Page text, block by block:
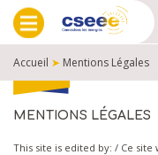
FIL
Accueil ➤ Mentions Légales
MENTIONS LÉGALES
This site is edited by: / Ce site